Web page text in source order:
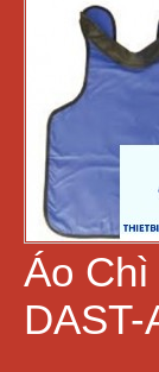
Áo Chì
DAST-